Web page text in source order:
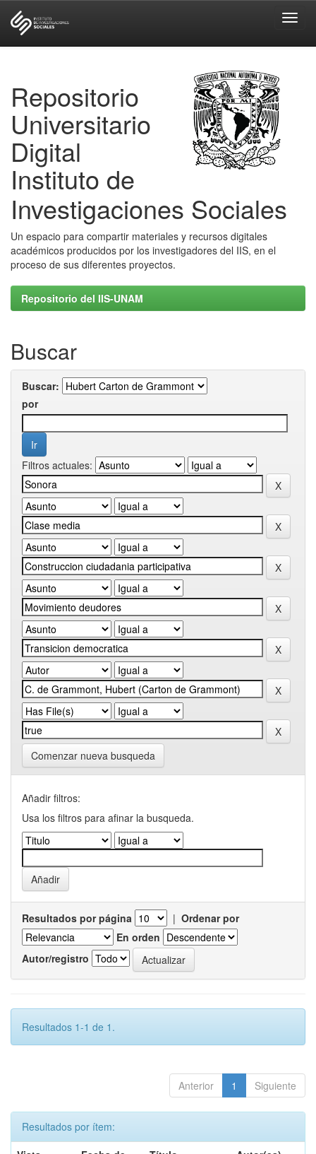
Repositorio
Universitario
Digital
Instituto de
Investigaciones Sociales
Un espacio para compartir materiales y recursos digitales
académicos producidos por los investigadores del IIS, en el
proceso de sus diferentes proyectos.
Repositorio del IIS-UNAM
Buscar
Buscar:
por
Filtros actuales:
Comenzar nueva busqueda
Añadir filtros:
Usa los filtros para afinar la busqueda.
Resultados por página | Ordenar por
En orden
Autor/registro
Resultados 1-1 de 1.
Anterior 1 Siguiente
Resultados por ítem: